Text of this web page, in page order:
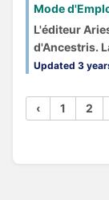
Mode
L'éditeur
d'Ancestris.
Updated 3
‹ 1 2